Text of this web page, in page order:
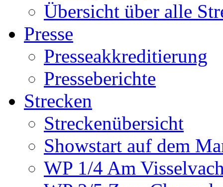
Übersicht über alle
Presse
Presseakkreditierung
Presseberichte
Strecken
Streckenübersicht
Showstart auf dem
WP 1/4 Am